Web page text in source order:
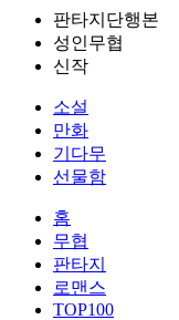
판타지단행본
성인무협
신작
소설
만화
기다무
선물함
홈
무협
판타지
로맨스
TOP100